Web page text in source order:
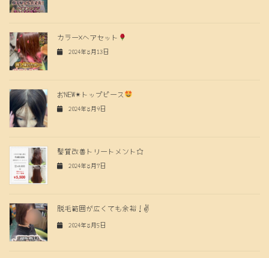
カラー×ヘアセット
2024年8月13日
おNEW✴︎トップピース
2024年8月9日
髪質改善トリートメント☆
2024年8月7日
脱毛範囲が広くても余裕！✌️
2024年8月5日